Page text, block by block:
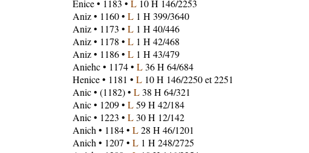
Enice• 1183 • L10 H 146/2253
Aniz• 1160 • L1 H 399/3640
Aniz• 1173 • L1 H 40/446
Aniz• 1178 • L1 H 42/468
Aniz• 1186 • L1 H 43/479
Aniehc• 1174 • L36 H 64/684
Henice• 1181 • L10 H 146/2250 et 2251
Anic• (1182) • L38 H 64/321
Anic• 1209 • L59 H 42/184
Anic• 1223 • L30 H 12/142
Anich • 1184 • L28 H 46/1201
Anich • 1207 • L1 H 248/2725